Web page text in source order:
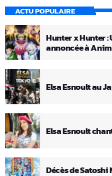
ACTU POPULAIRE
Hunter x Hunter
annoncée à
Elsa Esnoult au
Elsa Esnoult
Décès de